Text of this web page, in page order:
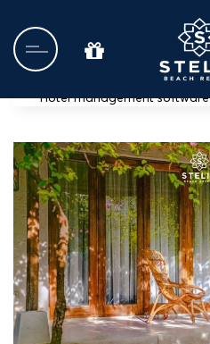
Trang chủ
Về chúng tôi
Ẩm thực
Tin tức
Hotel management software